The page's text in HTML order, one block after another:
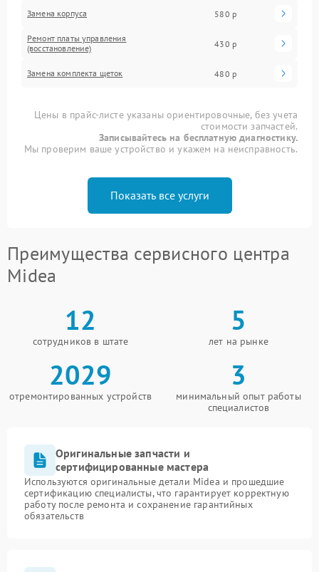
Замена корпуса 580 р
Ремонт платы управления
(восстановление)
430 р
Замена комплекта щеток 480 р
Цены в прайс-листе указаны ориентировочные, без учета
стоимости запчастей.
Записывайтесь на бесплатную диагностику.
Мы проверим ваше устройство и укажем на неисправность.
Показать все услуги
Преимущества сервисного центра
Midea
12
сотрудников в штате
5
лет на рынке
2029
отремонтированных устройств
3
минимальный опыт работы
специалистов
Оригинальные запчасти и
сертифицированные мастера
Используются оригинальные детали Midea и прошедшие
сертификацию специалисты, что гарантирует корректную
работу после ремонта и сохранение гарантийных
обязательств